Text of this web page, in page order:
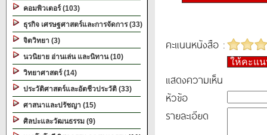
คอมพิวเตอร์ (103)
ธุรกิจ เศรษฐศาสตร์และการจัดการ (33)
จิตวิทยา (3)
นวนิยาย อ่านเล่น และนิทาน (10)
วิทยาศาสตร์ (14)
ประวัติศาสตร์และอัตชีวประวัติ (33)
ศาสนาและปรัชญา (15)
ศิลปะและวัฒนธรรม (9)
คะแนนหนังสือ :
ให้คะแ
แสดงความเห็น
หัวข้อ
รายละเอียด